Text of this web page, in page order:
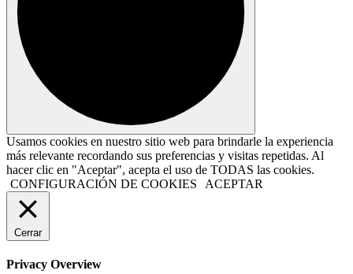
Usamos cookies en nuestro sitio web para brindarle la experiencia
más relevante recordando sus preferencias y visitas repetidas. Al
hacer clic en "Aceptar", acepta el uso de TODAS las cookies.
CONFIGURACIÓN DE COOKIES
ACEPTAR
Cerrar
Privacy Overview